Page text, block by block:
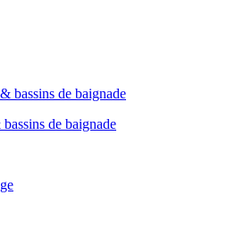
bassins de baignade
de baignade